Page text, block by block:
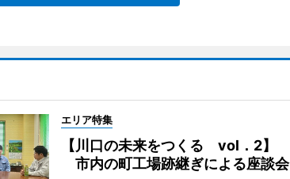
エリア特集
【川口の未来をつくる vol．2】
市内の町工場跡継ぎによる座談会